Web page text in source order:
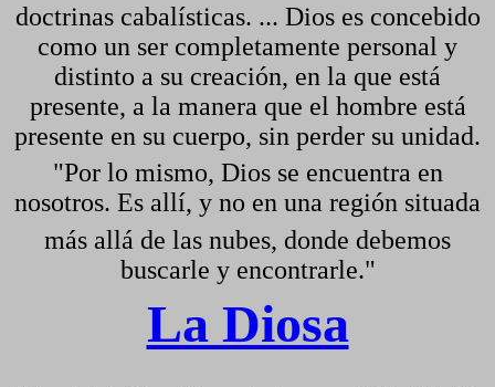
doctrinas cabalísticas. ... Dios es concebido
como un ser completamente personal y
distinto a su creación, en la que está
presente, a la manera que el hombre está
presente en su cuerpo, sin perder su unidad.
"Por lo mismo, Dios se encuentra en
nosotros. Es allí, y no en una región situada
más allá de las nubes, donde debemos
buscarle y encontrarle."
La Diosa